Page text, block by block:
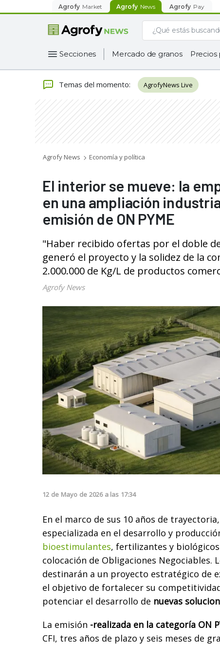
Agrofy Market Agrofy News Agrofy Pay
Secciones Mercado de granos Precios
Temas del momento: AgrofyNews Live
Agrofy News Economía y política
El interior se mueve: la
en una ampliación
emisión de ON PYME
"Haber recibido ofertas por el doble
generó el proyecto y la solidez de la
2.000.000 de Kg/L de productos
Agrofy News
12 de Mayo de 2026 a las 17:34
En el marco de sus 10 años de trayectoria,
especializada en el desarrollo y
bioestimulantes, fertilizantes y
colocación de Obligaciones Negociables.
destinarán a un proyecto estratégico de
el objetivo de fortalecer su
potenciar el desarrollo de nuevas
La emisión -realizada en la categoría ON
CFI, tres años de plazo y seis meses de